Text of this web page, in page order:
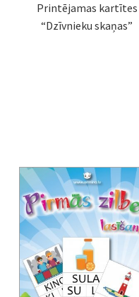
Printējamas kartītes
“Dzīvnieku skaņas”